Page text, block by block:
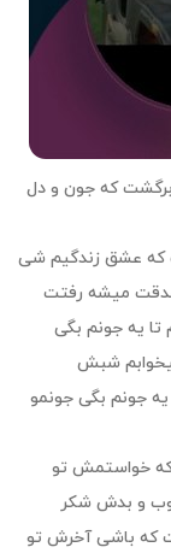
برگشت که جون و دل
که عشق زندگیم شی
میشه رفتت
یه جونم بگی
شبش
جونم بگی جونمو
خواستمش تو
و بدش شکر
که باشی آخرش تو